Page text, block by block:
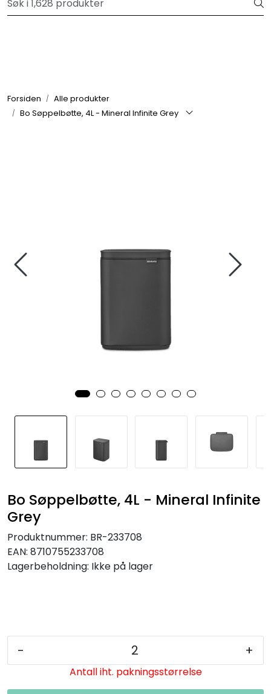
Skip to main contentVelkommen til vår forhandlerportal
Forsiden
Alle produkter
Bo Søppelbøtte, 4L - Mineral Infinite Grey
Bo Søppelbøtte, 4L - Mineral Infinite
Grey
Produktnummer: BR-233708
EAN: 8710755233708
Lagerbeholdning: Ikke på lager
- +
Antall iht. pakningsstørrelse
Om oss